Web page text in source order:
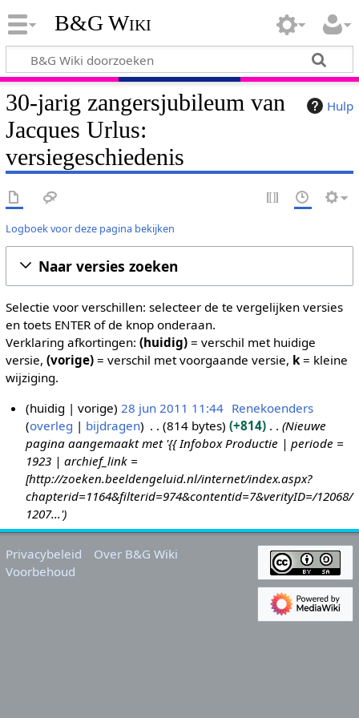
B&G Wiki
Hulp
30-jarig zangersjubileum van
Jacques Urlus:
versiegeschiedenis
Logboek voor deze pagina bekijken
Naar versies zoeken
Selectie voor verschillen: selecteer de te vergelijken versies
en toets ENTER of de knop onderaan.
Verklaring afkortingen: (huidig)= verschil met huidige
versie, (vorige)= verschil met voorgaande versie, k= kleine
wijziging.
0
1
1
huidig vorige 28 jun 2011 11:44 Renekoenders
overleg
bijdragen 814 bytes +814
Nieuwe
pagina aangemaakt met '{{ Infobox Productie | periode =
1923 | archief_link =
[http://zoeken.beeldengeluid.nl/internet/index.aspx?
chapterid=1164&filterid=974&contentid=7&verityID=/12068/
1207...'
Privacybeleid
Over B&G Wiki
Voorbehoud